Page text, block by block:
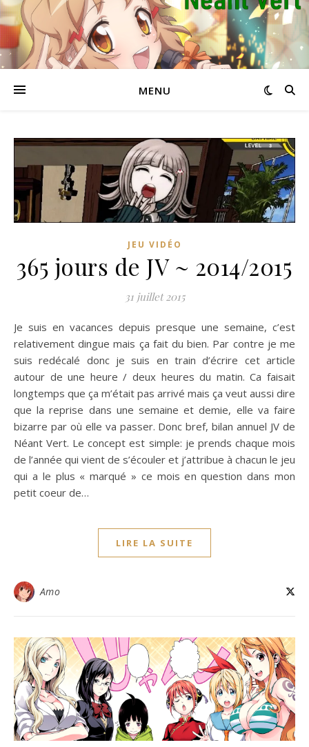
MENU
JEU VIDÉO
365 jours de JV ~ 2014/2015
31 juillet 2015
Je suis en vacances depuis presque une semaine, c’est
relativement dingue mais ça fait du bien. Par contre je me
suis redécalé donc je suis en train d’écrire cet article
autour de une heure / deux heures du matin. Ca faisait
longtemps que ça m’était pas arrivé mais ça veut aussi dire
que la reprise dans une semaine et demie, elle va faire
bizarre par où elle va passer. Donc bref, bilan annuel JV de
Néant Vert. Le concept est simple: je prends chaque mois
de l’année qui vient de s’écouler et j’attribue à chacun le jeu
qui a le plus « marqué » ce mois en question dans mon
petit coeur de…
LIRE LA SUITE
Amo